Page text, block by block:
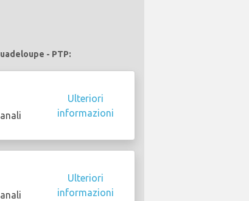
- PTP:
Ulteriori
informazioni
Ulteriori
informazioni